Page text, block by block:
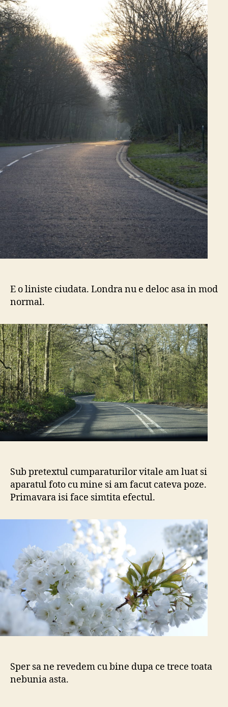
E o liniste ciudata. Londra nu e deloc asa in mod
normal.
Sub pretextul cumparaturilor vitale am luat si
aparatul foto cu mine si am facut cateva poze.
Primavara isi face simtita efectul.
Sper sa ne revedem cu bine dupa ce trece toata
nebunia asta.